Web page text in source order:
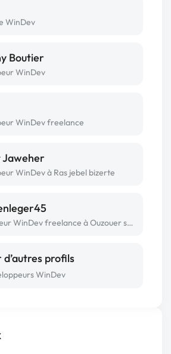
WinDev
Boutier
WinDev
WinDev freelance
Jaweher
WinDev à Ras jebel bizerte
Développeur WinDev freelance à Ouzouer sur loire
d’autres profils
WinDev